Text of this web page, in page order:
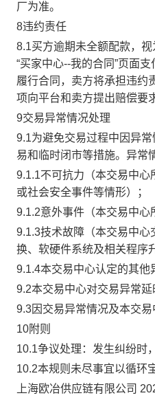
厂为准。
8违约责任
8.1买方逾期未全额配款，
“买家中心--我的合同”页面
履行合同，卖方将承担违约
项向平台和卖方提出赔偿要
9交易异常情况处理
9.1为避免交易过程中因异
易和临时闭市等措施。异常
9.1.1不可抗力（本交易中
或社会安全事件等情形）；
9.1.2意外事件（本交易中
9.1.3技术故障（本交易中
换、软硬件系统及相关程序
9.1.4本交易中心认定的其他
9.2本交易中心对交易异常
9.3因交易异常情况及本交
10附则
10.1争议处理：发生纠纷时
10.2本规则未尽事宜以循环
上海欧冶供应链有限公司